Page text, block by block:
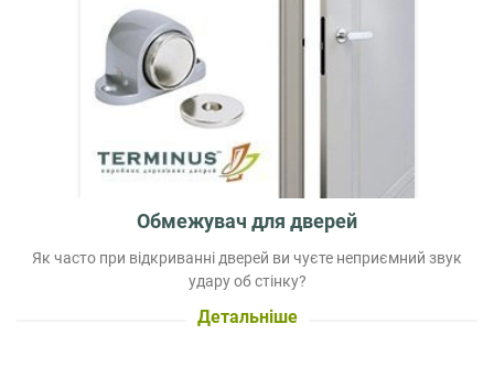
Обмежувач для дверей
Як часто при відкриванні дверей ви чуєте неприємний звук
удару об стінку?
Детальніше